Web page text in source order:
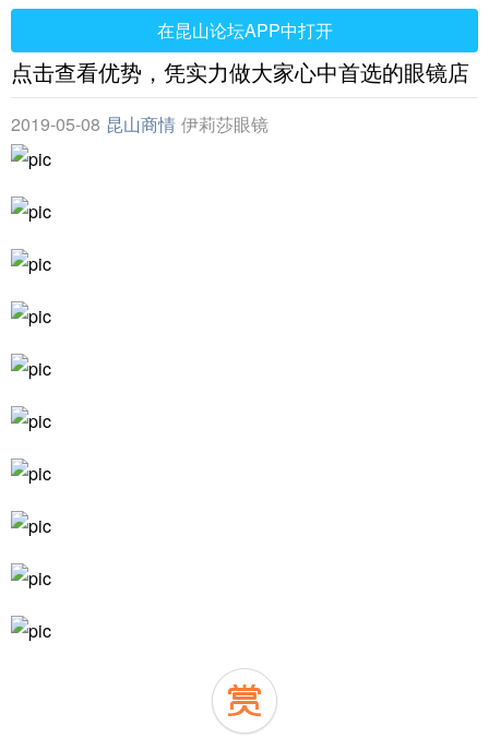
在昆山论坛APP中打开
点击查看优势，凭实力做大家心中首选的眼镜店
2019-05-08 昆山商情 伊莉莎眼镜